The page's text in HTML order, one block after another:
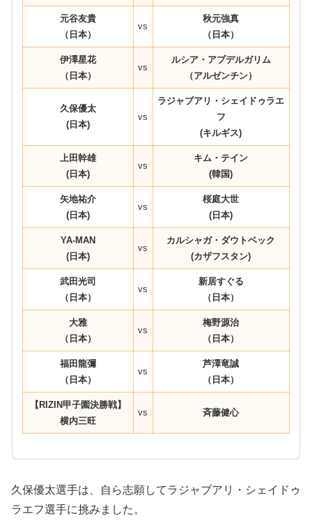
元谷友貴
（日本）
vs
秋元強真
（日本）
伊澤星花
（日本）
vs
ルシア・アプデルガリム
（アルゼンチン）
久保優太
(日本)
vs
ラジャブアリ・シェイドゥラエ
フ
(キルギス)
上田幹雄
(日本)
vs
キム・テイン
(韓国)
矢地祐介
(日本)
vs
桜庭大世
(日本)
YA-MAN
(日本)
vs
カルシャガ・ダウトベック
(カザフスタン)
武田光司
（日本）
vs
新居すぐる
（日本）
大雅
（日本）
vs
梅野源治
（日本）
福田龍彌
（日本）
vs
芦澤竜誠
（日本）
【RIZIN甲子園決勝戦】
横内三旺
vs ⻫藤健心
久保優太選手は、自ら志願してラジャブアリ・シェイドゥ
ラエフ選手に挑みました。